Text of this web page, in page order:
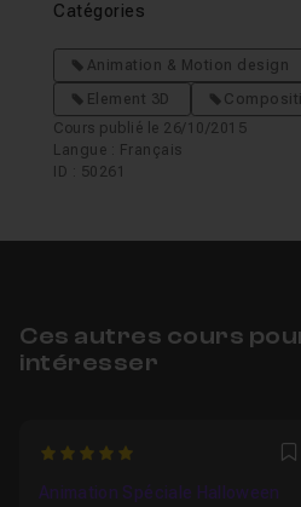
Catégories
Animation & Motion design
Element 3D
Cours publié le 26/10/2015
Langue : Français
ID : 50261
Ces autres cours
intéresser
5
Animation Spéciale Halloween